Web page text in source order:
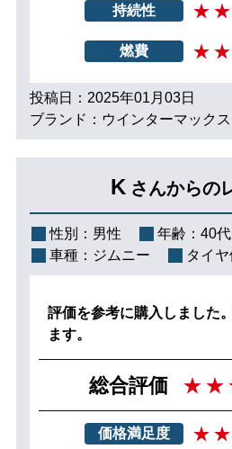
持続性
燃費
投稿日：2025年01月03日
ブランド：ウインターマック
K さんからの
性別： 男性 年齢： 40代
車種： ジムニー タイヤ
評価を参考に購入しました
ます。
総合評価
価格満足度